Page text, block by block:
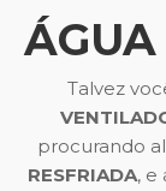
Talvez
procurando
RESFRIADA, e